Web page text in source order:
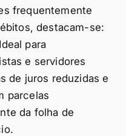
frequentemente
destacam-se:
Ideal para
e servidores
de juros reduzidas e
parcelas
da folha de